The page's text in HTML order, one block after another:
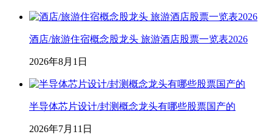
酒店/旅游住宿概念股龙头 旅游酒店股票一览表2026
2026年8月1日
半导体芯片设计/封测概念龙头有哪些股票国产的
2026年7月11日